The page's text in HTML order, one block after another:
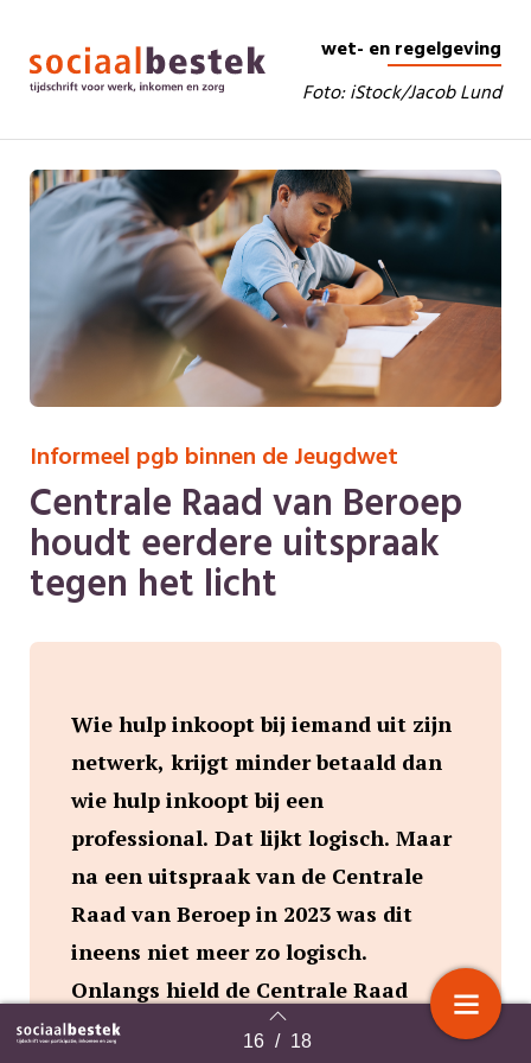
Terug naar overzicht 16 / 18
wet- en regelgeving
Foto: iStock/Jacob Lund
Informeel pgb binnen de Jeugdwet
Centrale Raad van Beroep
houdt eerdere uitspraak
tegen het licht
Wie hulp inkoopt bij iemand uit zijn
netwerk, krijgt minder betaald dan
wie hulp inkoopt bij een
professional. Dat lijkt logisch. Maar
na een uitspraak van de Centrale
Raad van Beroep in 2023 was dit
ineens niet meer zo logisch.
Onlangs hield de Centrale Raad
deze eerdere uitspraak echter